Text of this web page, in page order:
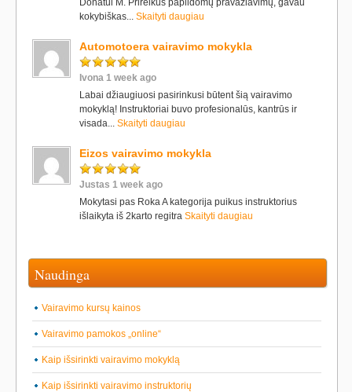
Donatui M. Prireikus papildomų pravažiavimų, gavau
kokybiškas... Skaityti daugiau
Automotoera vairavimo mokykla
Ivona 1 week ago
Labai džiaugiuosi pasirinkusi būtent šią vairavimo
mokyklą! Instruktoriai buvo profesionalūs, kantrūs ir
visada... Skaityti daugiau
Eizos vairavimo mokykla
Justas 1 week ago
Mokytasi pas Roka A kategorija puikus instruktorius
išlaikyta iš 2karto regitra Skaityti daugiau
Naudinga
Vairavimo kursų kainos
Vairavimo pamokos „online“
Kaip išsirinkti vairavimo mokyklą
Kaip išsirinkti vairavimo instruktorių